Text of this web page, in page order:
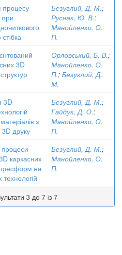
процесу
при
Безуглий, Д. М.;
Руснак, Ю. В.;
Манойленко, О.
П.
3D
Орловський, Б. В.;
Манойленко, О.
П.; Безуглий, Д.
М.
3D
з
друку
Безуглий, Д. М.;
Гайдук, Д. О.;
Манойленко, О.
П.
процеси
каркасних
пресформ на
Безуглий, Д. М.;
Манойленко, О.
П.
3 до 7 із 7